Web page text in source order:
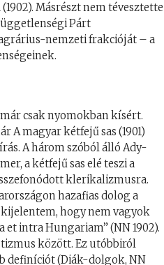
Másrészt nem tévesztette
Párt
nemzeti frakcióját – a
csak nyomokban kísért.
magyar kétfejű sas (1901)
A három szóból álló Ady-
a kétfejű sas elé teszi a
klerikalizmusra.
hazafias dolog a
kijelentem, hogy nem vagyok
intra Hungariam” (NN 1902).
között. Ez utóbbiról
definíciót (Diák-dolgok, NN